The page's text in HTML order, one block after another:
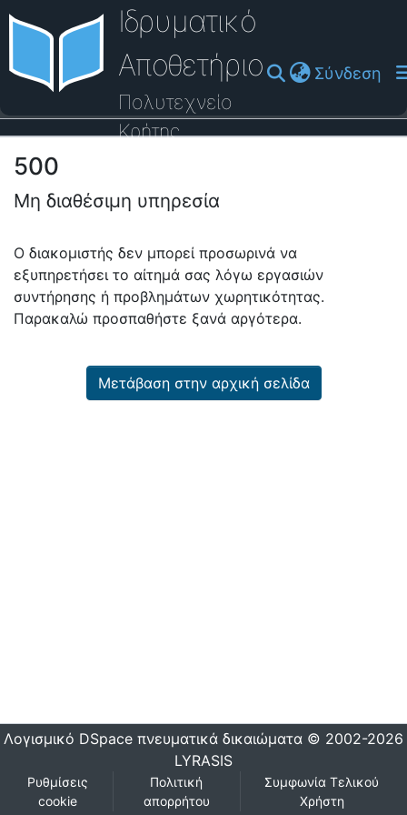
Ιδρυματικό
Αποθετήριο
Πολυτεχνείο
Κρήτης
Σύνδεση
Οδηγός Βοήθειας
500
Μη διαθέσιμη υπηρεσία
Ο διακομιστής δεν μπορεί προσωρινά να
εξυπηρετήσει το αίτημά σας λόγω εργασιών
συντήρησης ή προβλημάτων χωρητικότητας.
Παρακαλώ προσπαθήστε ξανά αργότερα.
Μετάβαση στην αρχική σελίδα
Λογισμικό DSpace πνευματικά δικαιώματα © 2002-2026
LYRASIS
Ρυθμίσεις
cookie
Πολιτική
απορρήτου
Συμφωνία Τελικού
Χρήστη